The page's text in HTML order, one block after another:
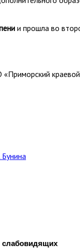
и прошла во
слабовидящих